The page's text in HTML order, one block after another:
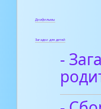
Диафильмы
Загадки для детей
-